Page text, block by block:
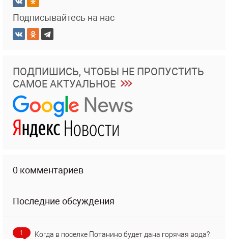
Подписывайтесь на нас
ПОДПИШИСЬ, ЧТОБЫ НЕ ПРОПУСТИТЬ
САМОЕ АКТУАЛЬНОЕ
0 комментариев
Последние обсуждения
1 Когда в поселке Потанино будет дана горячая вода?